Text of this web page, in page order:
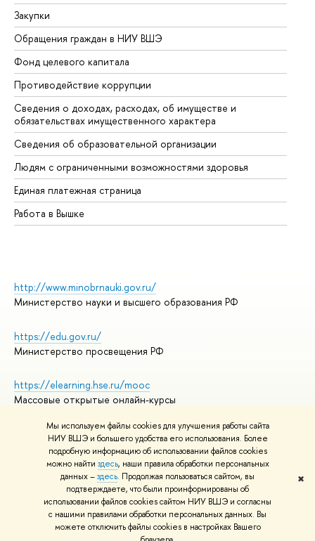
Мы используем файлы cookies для улучшения работы сайта
НИУ ВШЭ и большего удобства его использования. Более
подробную информацию об использовании файлов cookies
можно найти здесь, наши правила обработки персональных
данных –здесь. Продолжая пользоваться сайтом, вы
подтверждаете, что были проинформированы об
использовании файлов cookies сайтом НИУ ВШЭ и согласны
с нашими правилами обработки персональных данных. Вы
можете отключить файлы cookies в настройках Вашего
✖
Закупки
Обращения граждан в НИУ ВШЭ
Фонд целевого капитала
Противодействие коррупции
Сведения о доходах, расходах, об имуществе и
обязательствах имущественного характера
Сведения об образовательной организации
Людям с ограниченными возможностями здоровья
Единая платежная страница
Работа в Вышке
http://www.minobrnauki.gov.ru/
Министерство науки и высшего образования РФ
https://edu.gov.ru/
Министерство просвещения РФ
https://elearning.hse.ru/mooc
Массовые открытые онлайн-курсы
© НИУ ВШЭ 1993–2026
Адреса и контакты
Условия использования материалов
Политика конфиденциальности
Правила применения рекомендательных технологий в НИУ ВШЭ
Карта сайта